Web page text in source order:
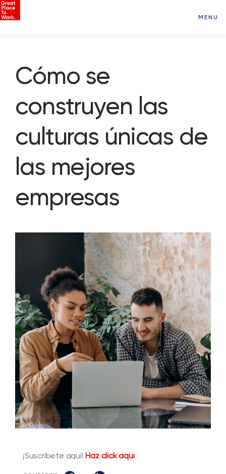
MENU
Cómo se
construyen las
culturas únicas de
las mejores
empresas
¡Suscríbete aquí!Haz click aquí